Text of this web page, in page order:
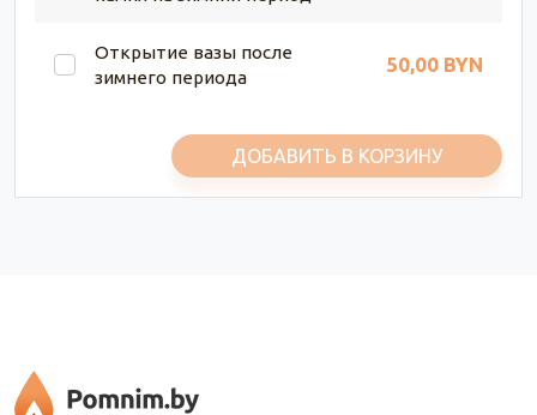
Открытие вазы после
зимнего периода
50,00 BYN
ДОБАВИТЬ В КОРЗИНУ